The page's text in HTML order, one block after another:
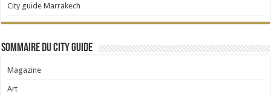
City guide Marrakech
Sommaire du City Guide
Magazine
Art